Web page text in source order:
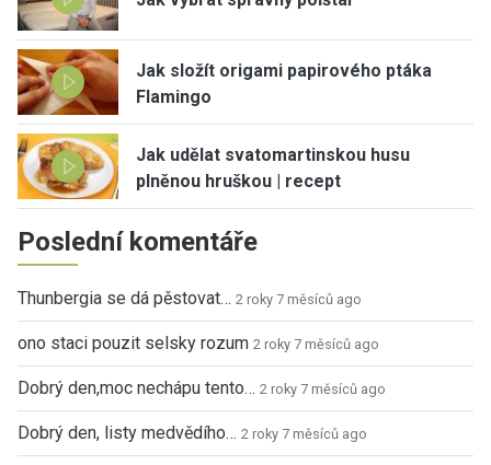
Jak složít origami papirového ptáka
Flamingo
Jak udělat svatomartinskou husu
plněnou hruškou | recept
Poslední komentáře
Thunbergia se dá pěstovat… 2 roky 7 měsíců ago
ono staci pouzit selsky rozum 2 roky 7 měsíců ago
Dobrý den,moc nechápu tento… 2 roky 7 měsíců ago
Dobrý den, listy medvědího… 2 roky 7 měsíců ago